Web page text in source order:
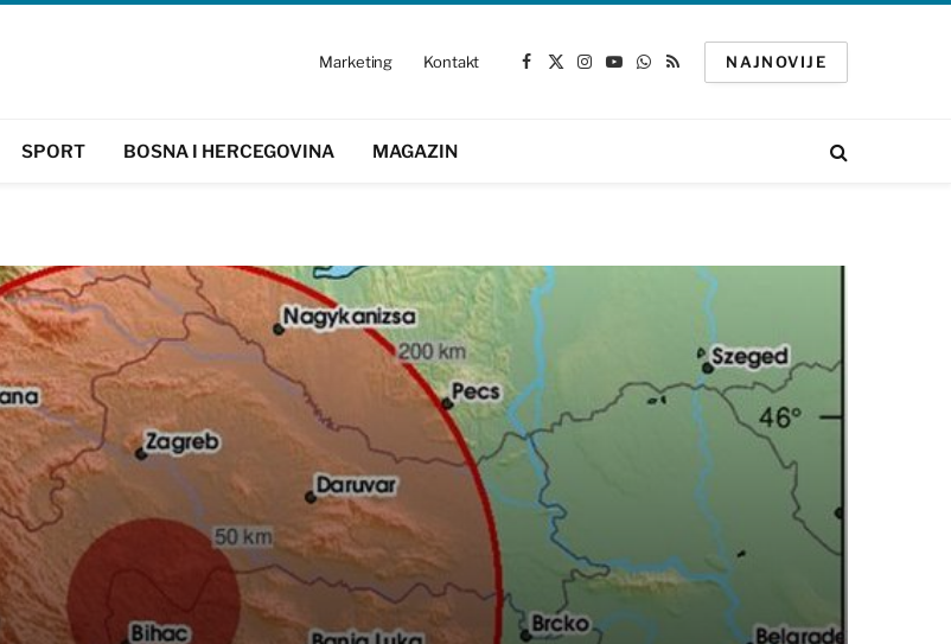
Marketing Kontakt
Facebook
X
Instagram
YouTube
WhatsApp
RSS
NAJNOVIJE
SPORT BOSNA I HERCEGOVINA MAGAZIN